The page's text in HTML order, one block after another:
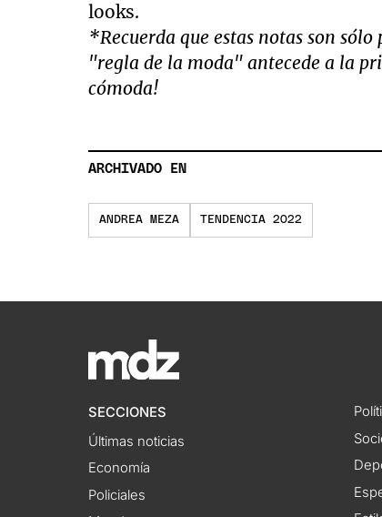
looks.
*Recuerda que estas notas son
"regla de la moda" antecede a la
cómoda!
ARCHIVADO EN
ANDREA MEZA TENDENCIA 2022
SECCIONES
Últimas noticias
Economía
Policiales